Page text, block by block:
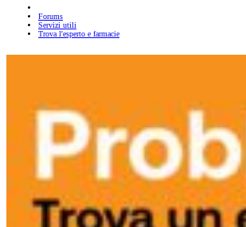
Forums
Servizi utili
Trova l'esperto e farmacie